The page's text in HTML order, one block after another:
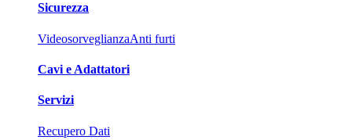
Sicurezza
VideosorveglianzaAnti furti
Cavi e Adattatori
Servizi
Recupero Dati